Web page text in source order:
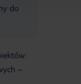
do
–